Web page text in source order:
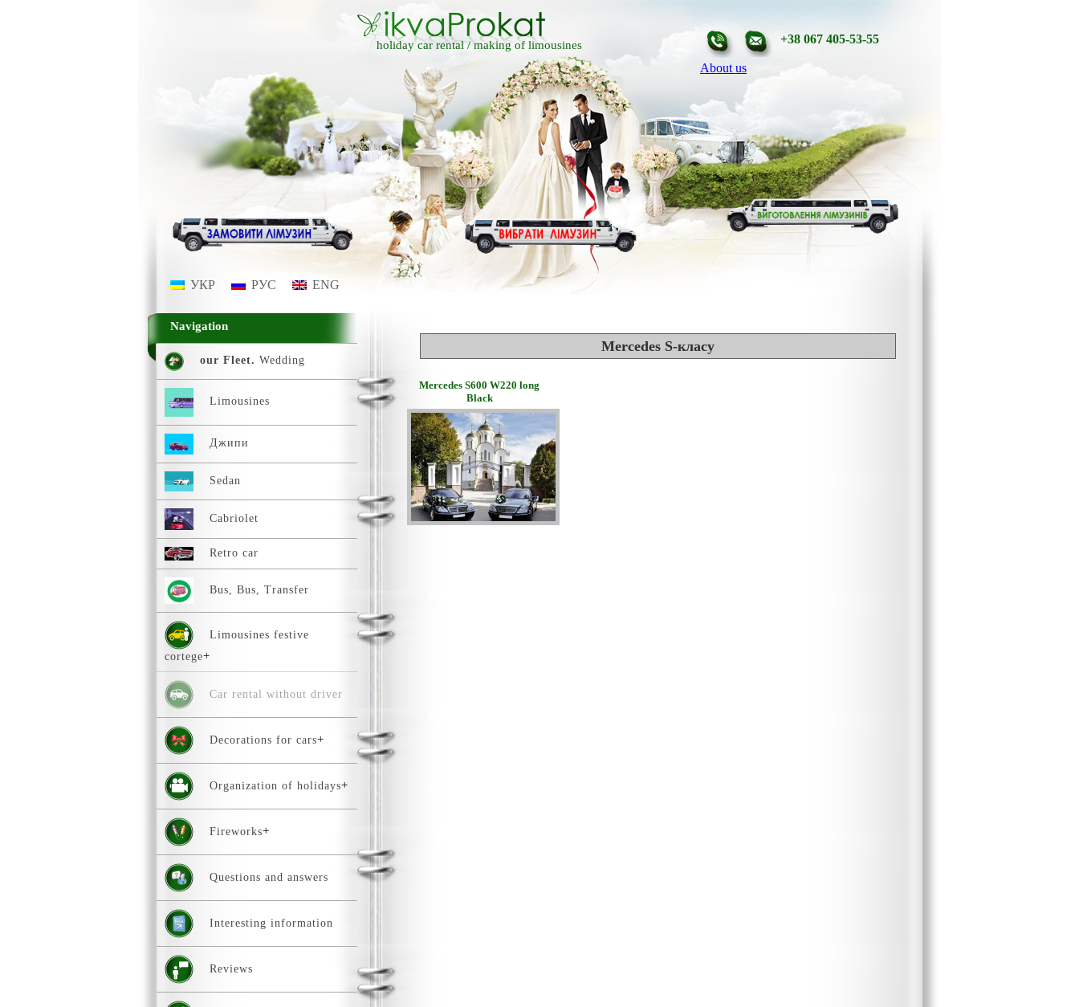
holiday car rental /making of limousines
About us
+38 067 405-53-55
УКР РУС ENG
Navigation
our Fleet. Wedding
Limousines
Джипи
Sedan
Сabriolet
Retro car
Bus, Bus, Transfer
Limousines festive
cortege
Car rental without driver
Decorations for cars
Organization of holidays
Fireworks
Questions and answers
Interesting information
Reviews
Mercedes S-класу
Mercedes S600 W220 long
Black